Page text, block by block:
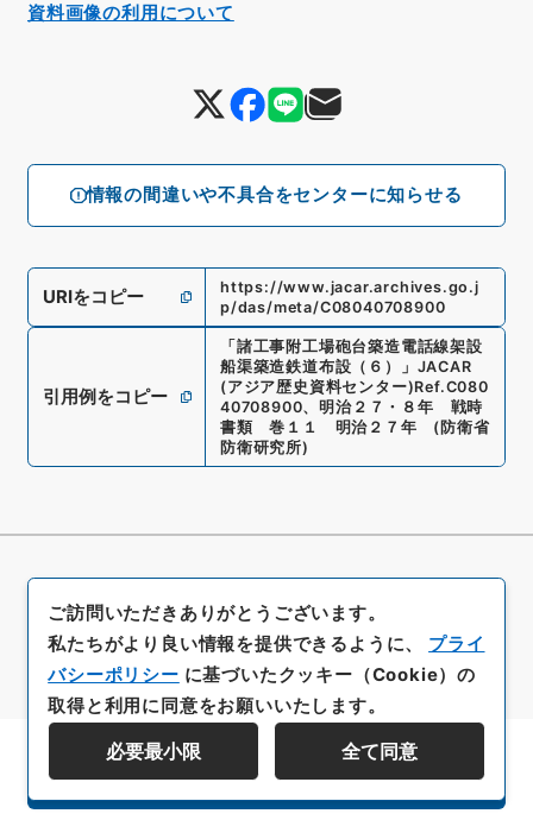
情報の間違いや不具合をセンターに知らせる
URIをコピー
https://www.jacar.archives.go.j
p/das/meta/C08040708900
引用例をコピー
「 諸工事附工場砲台築造電話線架設
船渠築造鉄道布設（６）
」 JACAR
(アジア歴史資料センター)Ref.C080
40708900、明治２７・８年 戦時
書類 巻１１ 明治２７年 ( 防衛省
防衛研究所)
資料画像の利用について
資料群階層を表示する
ご訪問いただきありがとうございます。
私たちがより良い情報を提供できるように、 プライ
バシーポリシー に基づいたクッキー（Cookie）の
取得と利用に同意をお願いいたします。
必要最小限 全て同意